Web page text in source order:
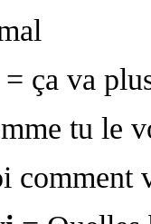
ça va
tu le
comment